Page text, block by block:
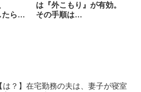
たら…
は『外こもり』が有効。
その手順は…
は？】在宅勤務の夫は、妻子が寝室